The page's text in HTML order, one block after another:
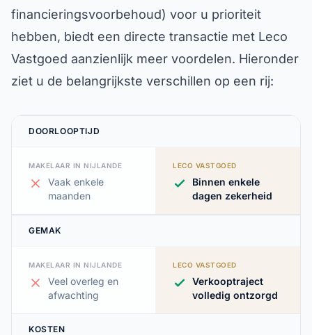
financieringsvoorbehoud) voor u prioriteit
hebben, biedt een directe transactie met Leco
Vastgoed aanzienlijk meer voordelen. Hieronder
ziet u de belangrijkste verschillen op een rij:
DOORLOOPTIJD
MAKELAAR IN NIJLANDE
Vaak enkele
maanden
LECO VASTGOED
Binnen enkele
dagen zekerheid
GEMAK
MAKELAAR IN NIJLANDE
Veel overleg en
afwachting
LECO VASTGOED
Verkooptraject
volledig ontzorgd
KOSTEN